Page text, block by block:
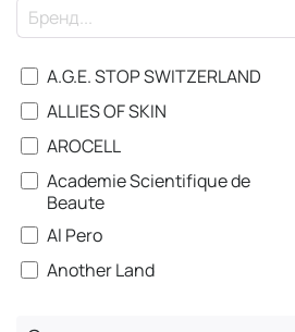
A.G.E. STOP SWITZERLAND
ALLIES OF SKIN
AROCELL
Academie Scientifique de
Beaute
Al Pero
Another Land